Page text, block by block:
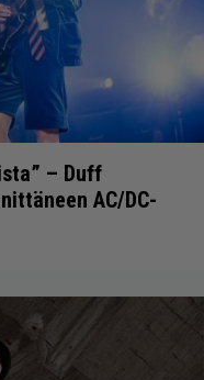
– Duff
AC/DC-